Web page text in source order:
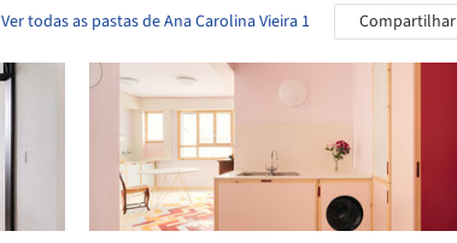
Ver todas as pastas de Ana Carolina Vieira 1 Compartilhar